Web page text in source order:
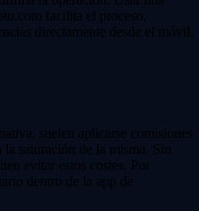
facilita el proceso,
directamente desde el móvil.
suelen aplicarse comisiones
saturación de la misma. Sin
evitar estos costes. Por
dentro de la app de